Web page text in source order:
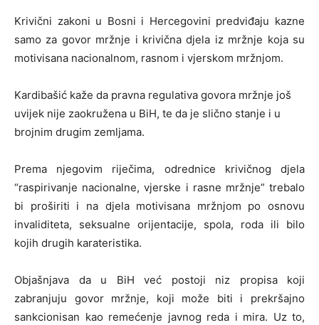
Krivični zakoni u Bosni i Hercegovini predviđaju kazne
samo za govor mržnje i krivična djela iz mržnje koja su
motivisana nacionalnom, rasnom i vjerskom mržnjom.
Kardibašić kaže da pravna regulativa govora mržnje još
uvijek nije zaokružena u BiH, te da je slično stanje i u
brojnim drugim zemljama.
Prema njegovim riječima, odrednice krivičnog djela
“raspirivanje nacionalne, vjerske i rasne mržnje” trebalo
bi proširiti i na djela motivisana mržnjom po osnovu
invaliditeta, seksualne orijentacije, spola, roda ili bilo
kojih drugih karateristika.
Objašnjava da u BiH već postoji niz propisa koji
zabranjuju govor mržnje, koji može biti i prekršajno
sankcionisan kao remećenje javnog reda i mira. Uz to,